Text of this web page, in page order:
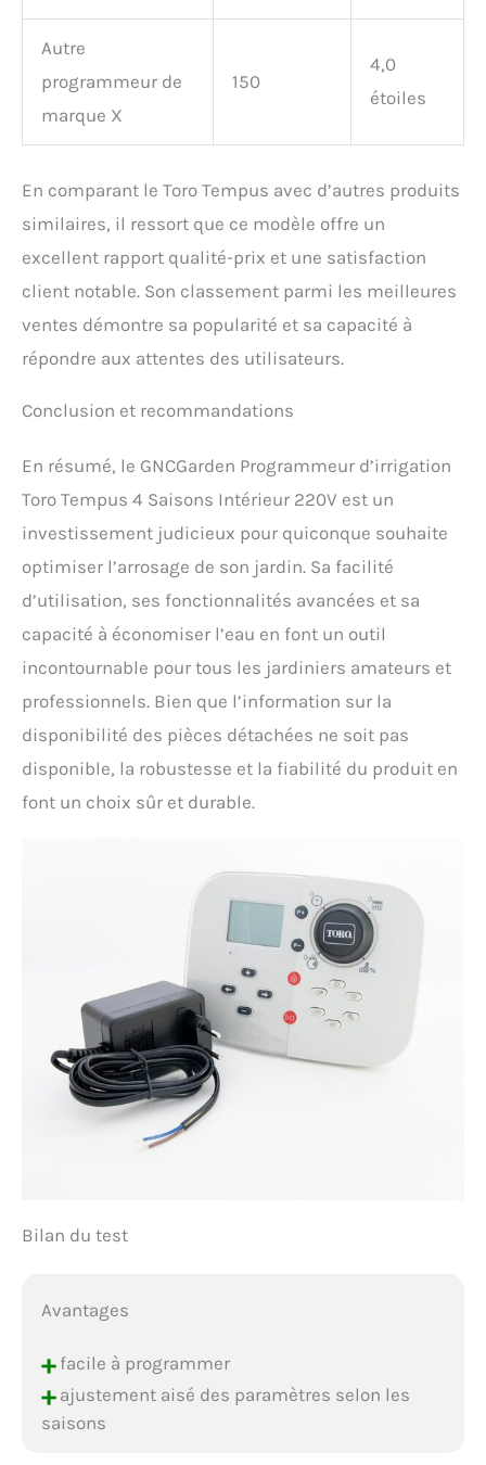
Autre
programmeur de
marque X
150
4,0
étoiles
En comparant le Toro Tempus avec d’autres produits
similaires, il ressort que ce modèle offre un
excellent rapport qualité-prix et une satisfaction
client notable. Son classement parmi les meilleures
ventes démontre sa popularité et sa capacité à
répondre aux attentes des utilisateurs.
Conclusion et recommandations
En résumé, le GNCGarden Programmeur d’irrigation
Toro Tempus 4 Saisons Intérieur 220V est un
investissement judicieux pour quiconque souhaite
optimiser l’arrosage de son jardin. Sa facilité
d’utilisation, ses fonctionnalités avancées et sa
capacité à économiser l’eau en font un outil
incontournable pour tous les jardiniers amateurs et
professionnels. Bien que l’information sur la
disponibilité des pièces détachées ne soit pas
disponible, la robustesse et la fiabilité du produit en
font un choix sûr et durable.
Bilan du test
Avantages
+facile à programmer
+ajustement aisé des paramètres selon les
saisons